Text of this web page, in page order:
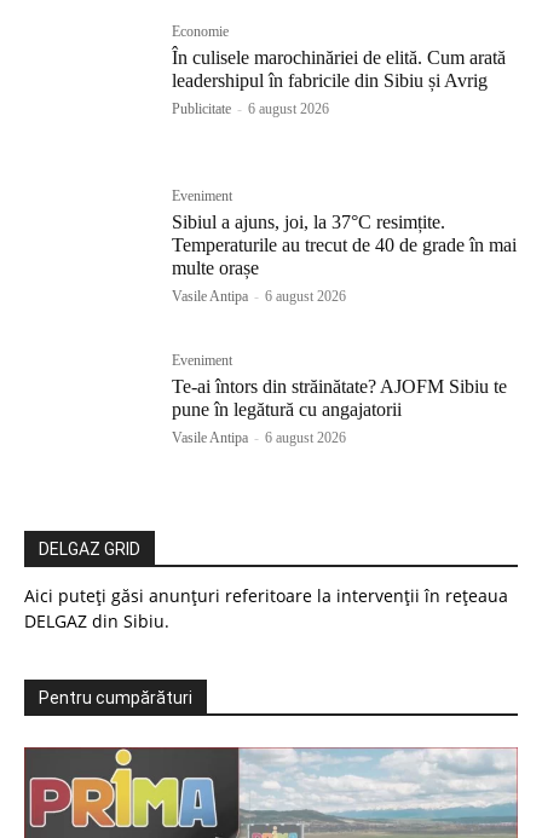
Economie
În culisele marochinăriei de elită. Cum arată
leadershipul în fabricile din Sibiu și Avrig
Publicitate - 6 august 2026
Eveniment
Sibiul a ajuns, joi, la 37°C resimțite.
Temperaturile au trecut de 40 de grade în mai
multe orașe
Vasile Antipa - 6 august 2026
Eveniment
Te-ai întors din străinătate? AJOFM Sibiu te
pune în legătură cu angajatorii
Vasile Antipa - 6 august 2026
DELGAZ GRID
Aici puteți găsi anunțuri referitoare la intervenții în rețeaua
DELGAZ din Sibiu.
Pentru cumpărături